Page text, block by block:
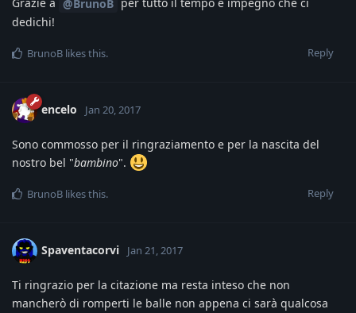
@BrunoB
dedichi!
Reply
BrunoB likes this.
encelo Jan 20, 2017
Sono commosso per il ringraziamento e per la nascita del
nostro bel "bambino".
Reply
BrunoB likes this.
Spaventacorvi Jan 21, 2017
Ti ringrazio per la citazione ma resta inteso che non
mancherò di romperti le balle non appena ci sarà qualcosa